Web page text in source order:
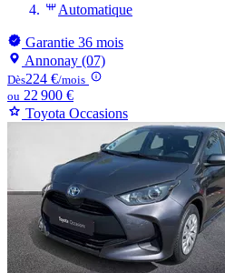
Automatique
Garantie 36 mois
Annonay (07)
Dès224 €/mois
ou 22 900 €
Toyota Occasions